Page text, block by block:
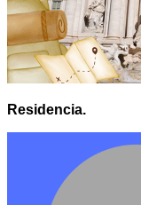
Residencia.